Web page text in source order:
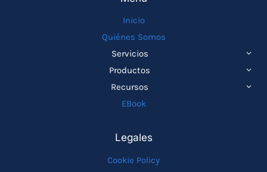
Inicio
Quiénes Somos
Servicios
HIJO
Productos
HIJO
Recursos
EBook
Legales
Cookie Policy